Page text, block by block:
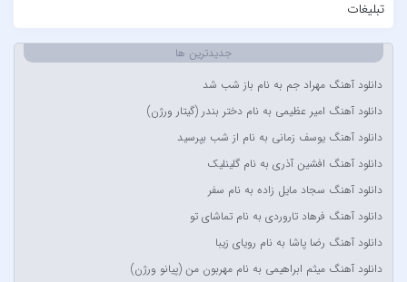
آبتین یارا
آتوین
آدرین
آدوین
آدین
آر اس اچ
آراد
آراد شاک
آراد عباسی
آراز
آراز المان
تبلیغات
جدیدترین ها
دانلود آهنگ مهراد جم به نام باز شب شد
دانلود آهنگ امیر عظیمی به نام دختر بندر (گیتار ورژن)
دانلود آهنگ یوسف زمانی به نام از شب بپرسید
دانلود آهنگ افشین آذری به نام گلینلیک
دانلود آهنگ سجاد مایل زاده به نام سفر
دانلود آهنگ فرهاد تاروردی به نام تماشای تو
دانلود آهنگ رضا پاشا به نام رویای زیبا
دانلود آهنگ میثم ابراهیمی به نام مهربون من (پیانو ورژن)